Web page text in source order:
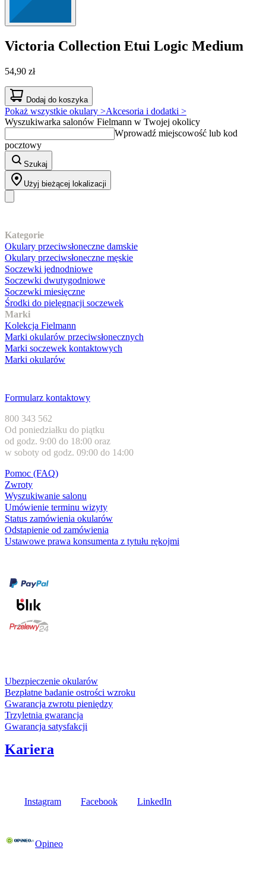
Victoria Collection Etui Logic Medium
54,90 zł
Dodaj do koszyka
Pokaż wszystkie okulary >Akcesoria i dodatki >
Wyszukiwarka salonów Fielmann w Twojej okolicy
Wprowadź miejscowość lub kod
pocztowy
Szukaj
Użyj bieżącej lokalizacji
Kategorie
Okulary przeciwsłoneczne damskie
Okulary przeciwsłoneczne męskie
Soczewki jednodniowe
Soczewki dwutygodniowe
Soczewki miesięczne
Środki do pielęgnacji soczewek
Marki
Kolekcja Fielmann
Marki okularów przeciwsłonecznych
Marki soczewek kontaktowych
Marki okularów
Formularz kontaktowy
800 343 562
Od poniedziałku do piątku
od godz. 9:00 do 18:00 oraz
w soboty od godz. 09:00 do 14:00
Pomoc (FAQ)
Zwroty
Wyszukiwanie salonu
Umówienie terminu wizyty
Status zamówienia okularów
Odstąpienie od zamówienia
Ustawowe prawa konsumenta z tytułu rękojmi
Ubezpieczenie okularów
Bezpłatne badanie ostrości wzroku
Gwarancja zwrotu pieniędzy
Trzyletnia gwarancja
Gwarancja satysfakcji
Kariera
Instagram Facebook LinkedIn
Opineo